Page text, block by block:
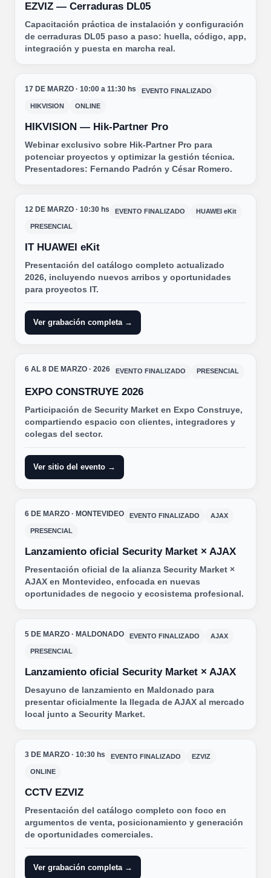
EZVIZ — Cerraduras DL05
Capacitación práctica de instalación y configuración
de cerraduras DL05 paso a paso: huella, código, app,
integración y puesta en marcha real.
17 DE MARZO · 10:00 a 11:30 hs EVENTO FINALIZADO
HIKVISION ONLINE
HIKVISION — Hik-Partner Pro
Webinar exclusivo sobre Hik-Partner Pro para
potenciar proyectos y optimizar la gestión técnica.
Presentadores: Fernando Padrón y César Romero.
12 DE MARZO · 10:30 hs EVENTO FINALIZADO HUAWEI eKit
PRESENCIAL
IT HUAWEI eKit
Presentación del catálogo completo actualizado
2026, incluyendo nuevos arribos y oportunidades
para proyectos IT.
Ver grabación completa →
6 AL 8 DE MARZO · 2026 EVENTO FINALIZADO PRESENCIAL
EXPO CONSTRUYE 2026
Participación de Security Market en Expo Construye,
compartiendo espacio con clientes, integradores y
colegas del sector.
Ver sitio del evento →
6 DE MARZO · MONTEVIDEO EVENTO FINALIZADO AJAX
PRESENCIAL
Lanzamiento oficial Security Market × AJAX
Presentación oficial de la alianza Security Market ×
AJAX en Montevideo, enfocada en nuevas
oportunidades de negocio y ecosistema profesional.
5 DE MARZO · MALDONADO EVENTO FINALIZADO AJAX
PRESENCIAL
Lanzamiento oficial Security Market × AJAX
Desayuno de lanzamiento en Maldonado para
presentar oficialmente la llegada de AJAX al mercado
local junto a Security Market.
3 DE MARZO · 10:30 hs EVENTO FINALIZADO EZVIZ
ONLINE
CCTV EZVIZ
Presentación del catálogo completo con foco en
argumentos de venta, posicionamiento y generación
de oportunidades comerciales.
Ver grabación completa →